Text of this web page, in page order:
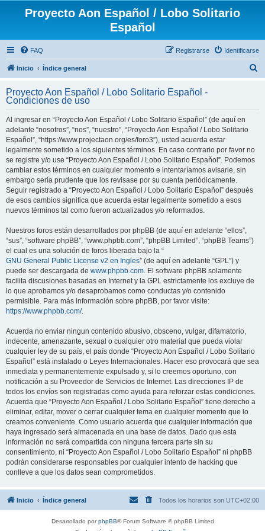
Proyecto Aon Español / Lobo Solitario
Español
FAQ Identificarse
Registrarse
Inicio Índice general
c
Proyecto Aon Español / Lobo Solitario Español -
Condiciones de uso
Al ingresar en “Proyecto Aon Español / Lobo Solitario Español” (de aquí en
adelante “nosotros”, “nos”, “nuestro”, “Proyecto Aon Español / Lobo Solitario
Español”, “https://www.projectaon.org/es/foro3”), usted acuerda estar
legalmente sometido a los siguientes términos. En caso contrario por favor no
se registre y/o use “Proyecto Aon Español / Lobo Solitario Español”. Podemos
cambiar estos términos en cualquier momento e intentaríamos avisarle, sin
embargo sería prudente que los revisase por su cuenta periódicamente.
Seguir registrado a “Proyecto Aon Español / Lobo Solitario Español” después
de esos cambios significa que acuerda estar legalmente sometido a esos
nuevos términos tal como fueron actualizados y/o reformados.
Nuestros foros están desarrollados por phpBB (de aquí en adelante “ellos”,
“sus”, “software phpBB”, “www.phpbb.com”, “phpBB Limited”, “phpBB Teams”)
el cual es una solución de foros liberada bajo la “
GNU General Public License v2 en Ingles” (de aquí en adelante “GPL”) y
puede ser descargada de www.phpbb.com. El software phpBB solamente
facilita discusiones basadas en Internet y la GPL estrictamente los excluye de
lo que aprobamos y/o desaprobamos como conductas y/o contenido
permisible. Para más información sobre phpBB, por favor visite:
https://www.phpbb.com/.
Acuerda no enviar ningun contenido abusivo, obsceno, vulgar, difamatorio,
indecente, amenazante, sexual o cualquier otro material que pueda violar
cualquier ley de su país, el país donde “Proyecto Aon Español / Lobo Solitario
Español” está instalado o Leyes Internacionales. Hacer eso provocará que sea
inmediata y permanentemente expulsado y, si lo creemos oportuno, con
notificación a su Proveedor de Servicios de Internet. Las direcciones IP de
todos los envíos son registradas como ayuda para reforzar estas condiciones.
Acuerda que “Proyecto Aon Español / Lobo Solitario Español” tiene derecho a
eliminar, editar, mover o cerrar cualquier tema en cualquier momento que lo
creamos conveniente. Como usuario acuerda que cualquier información que
haya ingresado será almacenada en una base de datos. Dado que esta
información no será compartida con ninguna tercera parte sin su
consentimiento, ni “Proyecto Aon Español / Lobo Solitario Español” ni phpBB
podrán considerarse responsables por cualquier intento de hacking que
conlleve a que los datos sean comprometidos.
Inicio Índice general Todos los horarios son UTC+02:00
Desarrollado porphpBB® Forum Software © phpBB Limited